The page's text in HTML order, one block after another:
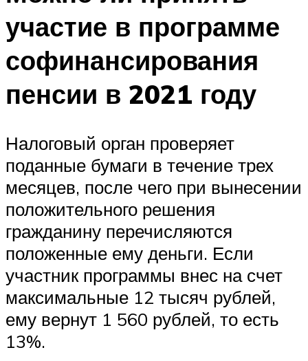
участие в программе
софинансирования
пенсии в 2021 году
Налоговый орган проверяет
поданные бумаги в течение трех
месяцев, после чего при вынесении
положительного решения
гражданину перечисляются
положенные ему деньги. Если
участник программы внес на счет
максимальные 12 тысяч рублей,
ему вернут 1 560 рублей, то есть
13%.